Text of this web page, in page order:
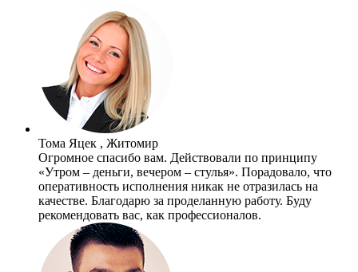
Тома Яцек , Житомир
Огромное спасибо вам. Действовали по принципу
«Утром – деньги, вечером – стулья». Порадовало, что
оперативность исполнения никак не отразилась на
качестве. Благодарю за проделанную работу. Буду
рекомендовать вас, как профессионалов.